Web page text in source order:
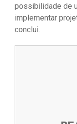
possibilidade de
implementar
conclui.